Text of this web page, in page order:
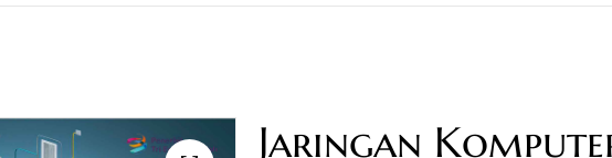
Jaringan